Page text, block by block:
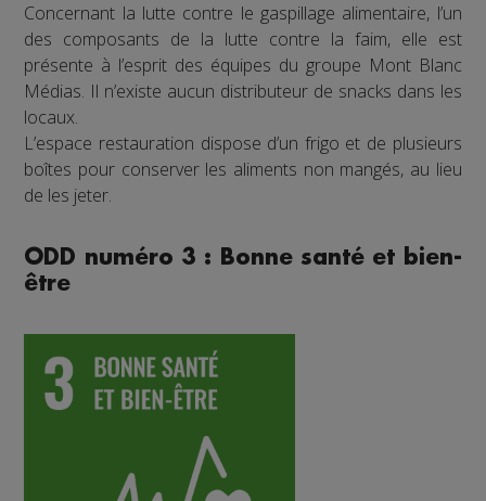
Concernant la lutte contre le gaspillage alimentaire, l’un
des composants de la lutte contre la faim, elle est
présente à l’esprit des équipes du groupe Mont Blanc
Médias. Il n’existe aucun distributeur de snacks dans les
locaux.
L’espace restauration dispose d’un frigo et de plusieurs
boîtes pour conserver les aliments non mangés, au lieu
de les jeter.
ODD numéro 3 : Bonne santé et bien-
être